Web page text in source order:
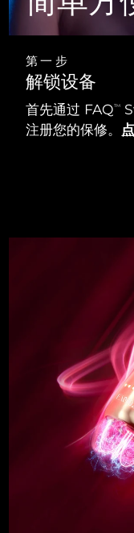
第一步
解锁设备
首先通过 FAQTM
注册您的保修。